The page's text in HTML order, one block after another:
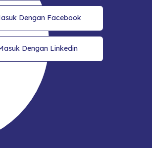
Dengan Facebook
Dengan Linkedin